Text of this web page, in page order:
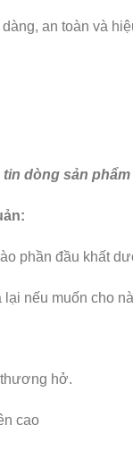
an toàn và
dòng sản
phần đầu khất
nếu muốn cho
hở.
cao